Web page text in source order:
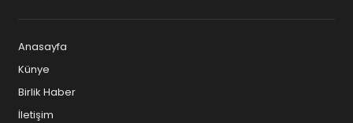
Anasayfa
Künye
Birlik Haber
İletişim